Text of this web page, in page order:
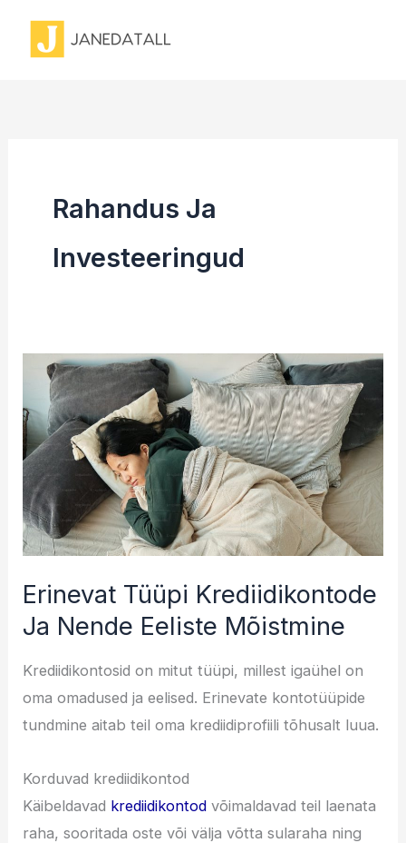
Rahandus Ja
Investeeringud
Erinevat Tüüpi Krediidikontode
Ja Nende Eeliste Mõistmine
Krediidikontosid on mitut tüüpi, millest igaühel on
oma omadused ja eelised. Erinevate kontotüüpide
tundmine aitab teil oma krediidiprofiili tõhusalt luua.
Korduvad krediidikontod
Käibeldavad krediidikontod võimaldavad teil laenata
raha, sooritada oste või välja võtta sularaha ning